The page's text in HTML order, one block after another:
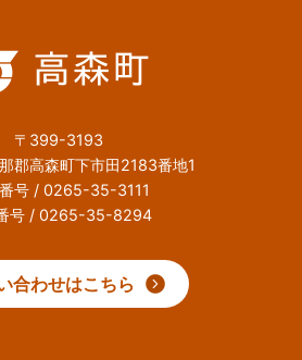
〒399-3193
郡高森町下市田2183番地1
号 / 0265-35-3111
号 / 0265-35-8294
合わせはこちら